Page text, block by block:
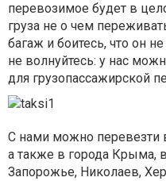
перевозимое будет в
груза не о чем
багаж и боитесь, что он
не волнуйтесь: у нас
для грузопассажирской
С нами можно перевезти
а также в города Крыма,
Запорожье, Николаев,